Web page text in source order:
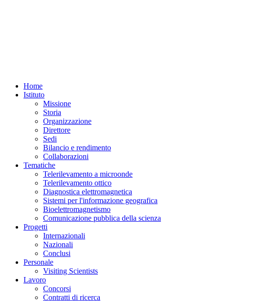
Home
Istituto
Missione
Storia
Organizzazione
Direttore
Sedi
Bilancio e rendimento
Collaborazioni
Tematiche
Telerilevamento a microonde
Telerilevamento ottico
Diagnostica elettromagnetica
Sistemi per l'informazione geografica
Bioelettromagnetismo
Comunicazione pubblica della scienza
Progetti
Internazionali
Nazionali
Conclusi
Personale
Visiting Scientists
Lavoro
Concorsi
Contratti di ricerca